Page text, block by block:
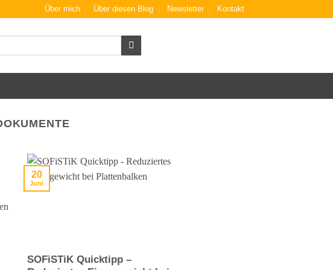
Über mich Über diesen Blog Newsletter Kontakt
SOFiSTiK Quicktipp –
20
Juni